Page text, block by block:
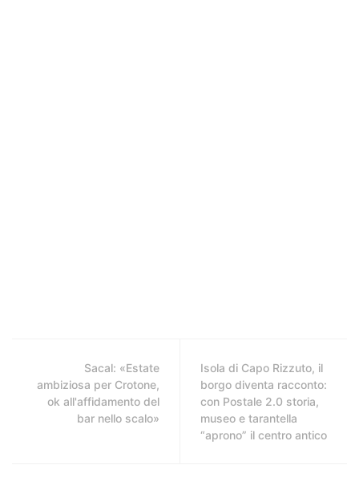
Sacal: «Estate
ambiziosa per Crotone,
ok all'affidamento del
bar nello scalo»
Isola di Capo Rizzuto, il
borgo diventa racconto:
con Postale 2.0 storia,
museo e tarantella
“aprono” il centro antico